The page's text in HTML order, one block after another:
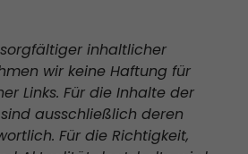
inhaltlicher
wir keine Haftung für
Links. Für die Inhalte der
ausschließlich deren
Für die Richtigkeit,